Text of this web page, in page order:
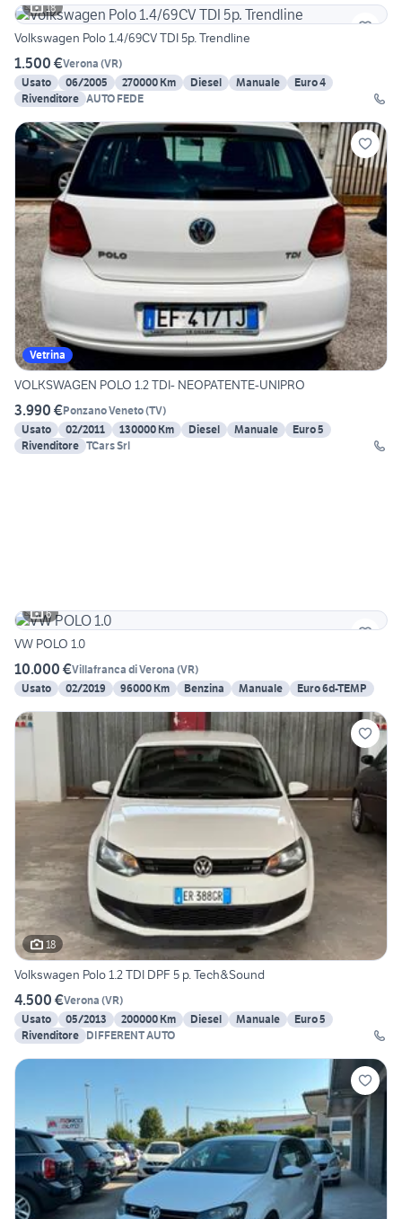
18
Volkswagen Polo 1.4/69CV TDI 5p. Trendline
1.500 €Verona (VR)
Usato
06/2005 270000 Km Diesel Manuale
Euro 4
Rivenditore AUTO FEDE
Vetrina
VOLKSWAGEN POLO 1.2 TDI- NEOPATENTE-UNIPRO
3.990 €Ponzano Veneto(TV)
Usato
02/2011 130000 Km Diesel Manuale
Euro 5
Rivenditore TCars Srl
6
VW POLO 1.0
10.000 €Villafranca di Verona (VR)
Usato
02/2019 96000 Km Benzina Manuale Euro 6d-TEMP
18
Volkswagen Polo 1.2 TDI DPF 5 p. Tech&Sound
4.500 €Verona (VR)
Usato
05/2013 200000 Km Diesel Manuale
Euro 5
Rivenditore DIFFERENT AUTO